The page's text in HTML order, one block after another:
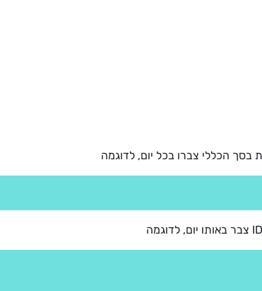
בסך הכללי צברו בכל יום, לדוגמה